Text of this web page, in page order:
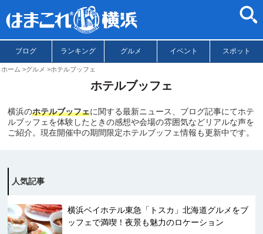
ブログ ランキング グルメ イベント スポット
ホーム グルメ ホテルブッフェ
ホテルブッフェ
横浜のホテルブッフェに関する最新ニュース、ブログ記事にてホテ
ルブッフェを体験したときの感想や会場の雰囲気などリアルな声を
ご紹介。現在開催中の期間限定ホテルブッフェ情報も更新中です。
人気記事
横浜ベイホテル東急「トスカ」北海道グルメをブ
ッフェで満喫！夜景も魅力のロケーション